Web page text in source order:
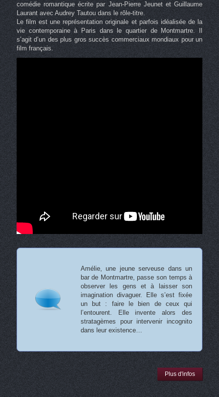
comédie romantique écrite par Jean-Pierre Jeunet et Guillaume
Laurant avec Audrey Tautou dans le rôle-titre.
Le film est une représentation originale et parfois idéalisée de la
vie contemporaine à Paris dans le quartier de Montmartre. Il
s’agit d’un des plus gros succès commerciaux mondiaux pour un
film français.
Amélie, une jeune serveuse dans un
bar de Montmartre, passe son temps à
observer les gens et à laisser son
imagination divaguer. Elle s’est fixée
un but : faire le bien de ceux qui
l’entourent. Elle invente alors des
stratagèmes pour intervenir incognito
dans leur existence…
Plus d'infos